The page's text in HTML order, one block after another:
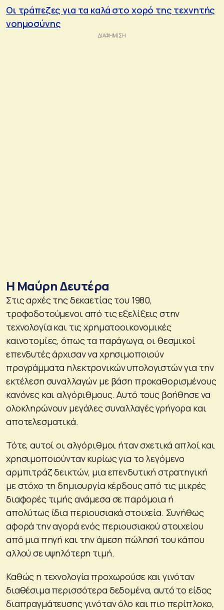
Οι τράπεζες για τα καλά στο χορό της τεχνητής
νοημοσύνης
Η Μαύρη Δευτέρα
Στις αρχές της δεκαετίας του 1980,
τροφοδοτούμενοι από τις εξελίξεις στην
τεχνολογία και τις χρηματοοικονομικές
καινοτομίες, όπως τα παράγωγα, οι θεσμικοί
επενδυτές άρχισαν να χρησιμοποιούν
προγράμματα ηλεκτρονικών υπολογιστών για την
εκτέλεση συναλλαγών με βάση προκαθορισμένους
κανόνες και αλγόριθμους. Αυτό τους βοήθησε να
ολοκληρώνουν μεγάλες συναλλαγές γρήγορα και
αποτελεσματικά.
Τότε, αυτοί οι αλγόριθμοι ήταν σχετικά απλοί και
χρησιμοποιούνταν κυρίως για το λεγόμενο
αρμπιτράζ δεικτών, μια επενδυτική στρατηγική
με στόχο τη δημιουργία κέρδους από τις μικρές
διαφορές τιμής ανάμεσα σε παρόμοια ή
απολύτως ίδια περιουσιακά στοιχεία. Συνήθως
αφορά την αγορά ενός περιουσιακού στοιχείου
από μια πηγή και την άμεση πώλησή του κάπου
αλλού σε υψηλότερη τιμή.
Καθώς η τεχνολογία προχωρούσε και γινόταν
διαθέσιμα περισσότερα δεδομένα, αυτό το είδος
διαπραγμάτευσης γινόταν όλο και πιο περίπλοκο,